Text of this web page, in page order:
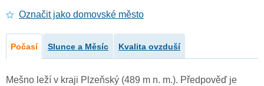
Označit jako domovské město
Počasí Slunce a Měsíc Kvalita ovzduší
Mešno leží v kraji Plzeňský (489 m n. m.). Předpověď je